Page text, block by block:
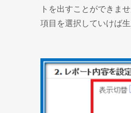
トを出すことができま
項目を選択していけば生